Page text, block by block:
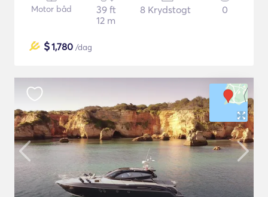
Motor båd
39 ft
12 m
8 Krydstogt 0
$1,780 /dag